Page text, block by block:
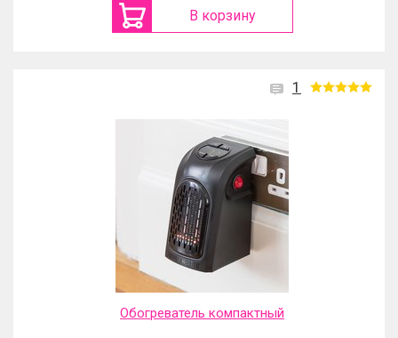
В корзину
1
Обогреватель компактный